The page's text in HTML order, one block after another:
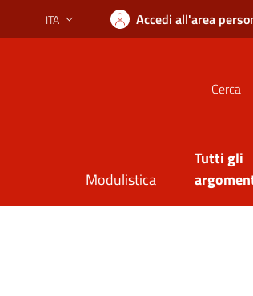
Lingua attiva:
ITA Accedi all'area
Cerca
Modulistica
Tutti gli